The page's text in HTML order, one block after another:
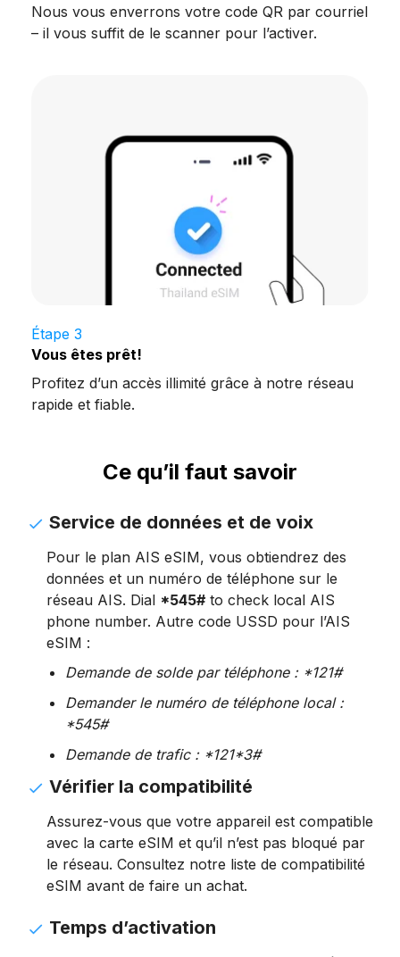
Nous vous enverrons votre code QR par courriel
– il vous suffit de le scanner pour l’activer.
Étape 3
Vous êtes prêt!
Profitez d’un accès illimité grâce à notre réseau
rapide et fiable.
Ce qu’il faut savoir
Service de données et de voix
Pour le plan AIS eSIM, vous obtiendrez des
données et un numéro de téléphone sur le
réseau AIS. Dial *545#to check local AIS
phone number. Autre code USSD pour l’AIS
eSIM :
Demande de solde par téléphone : *121#
Demander le numéro de téléphone local :
*545#
Demande de trafic : *121*3#
Vérifier la compatibilité
Assurez-vous que votre appareil est compatible
avec la carte eSIM et qu’il n’est pas bloqué par
le réseau. Consultez notre liste de compatibilité
eSIM avant de faire un achat.
Temps d’activation